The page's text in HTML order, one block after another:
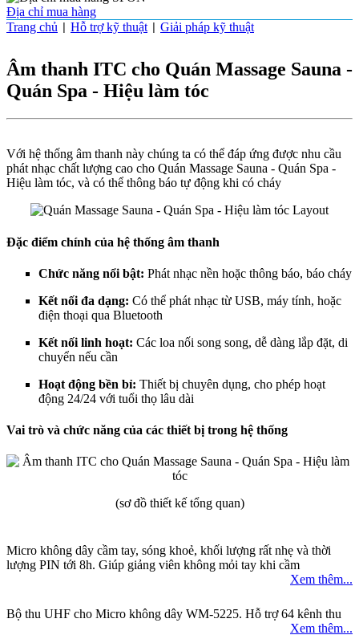
Địa chỉ mua hàng
Trang chủ
Hỗ trợ kỹ thuật Giải pháp kỹ thuật
Âm thanh ITC cho Quán Massage Sauna -
Quán Spa - Hiệu làm tóc
Với hệ thống âm thanh này chúng ta có thể đáp ứng được nhu cầu
phát nhạc chất lượng cao cho Quán Massage Sauna - Quán Spa -
Hiệu làm tóc, và có thể thông báo tự động khi có cháy
Đặc điểm chính của hệ thống âm thanh
Chức năng nổi bật: Phát nhạc nền hoặc thông báo, báo cháy
Kết nối đa dạng: Có thể phát nhạc từ USB, máy tính, hoặc
điện thoại qua Bluetooth
Kết nối linh hoạt: Các loa nối song song, dễ dàng lắp đặt, di
chuyển nếu cần
Hoạt động bền bỉ: Thiết bị chuyên dụng, cho phép hoạt
động 24/24 với tuổi thọ lâu dài
Vai trò và chức năng của các thiết bị trong hệ thống
(sơ đồ thiết kế tổng quan)
Micro không dây cầm tay, sóng khoẻ, khối lượng rất nhẹ và thời
lượng PIN tới 8h. Giúp giảng viên không mỏi tay khi cầm
Xem thêm...
Bộ thu UHF cho Micro không dây WM-5225. Hỗ trợ 64 kênh thu
Xem thêm...